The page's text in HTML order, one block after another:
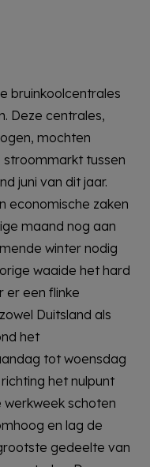
bruinkoolcentrales
Deze centrales,
mochten
stroommarkt tussen
juni van dit jaar.
economische zaken
maand nog aan
winter nodig
waaide het hard
er een flinke
Duitsland als
het
tot woensdag
het nulpunt
werkweek schoten
en lag de
gedeelte van